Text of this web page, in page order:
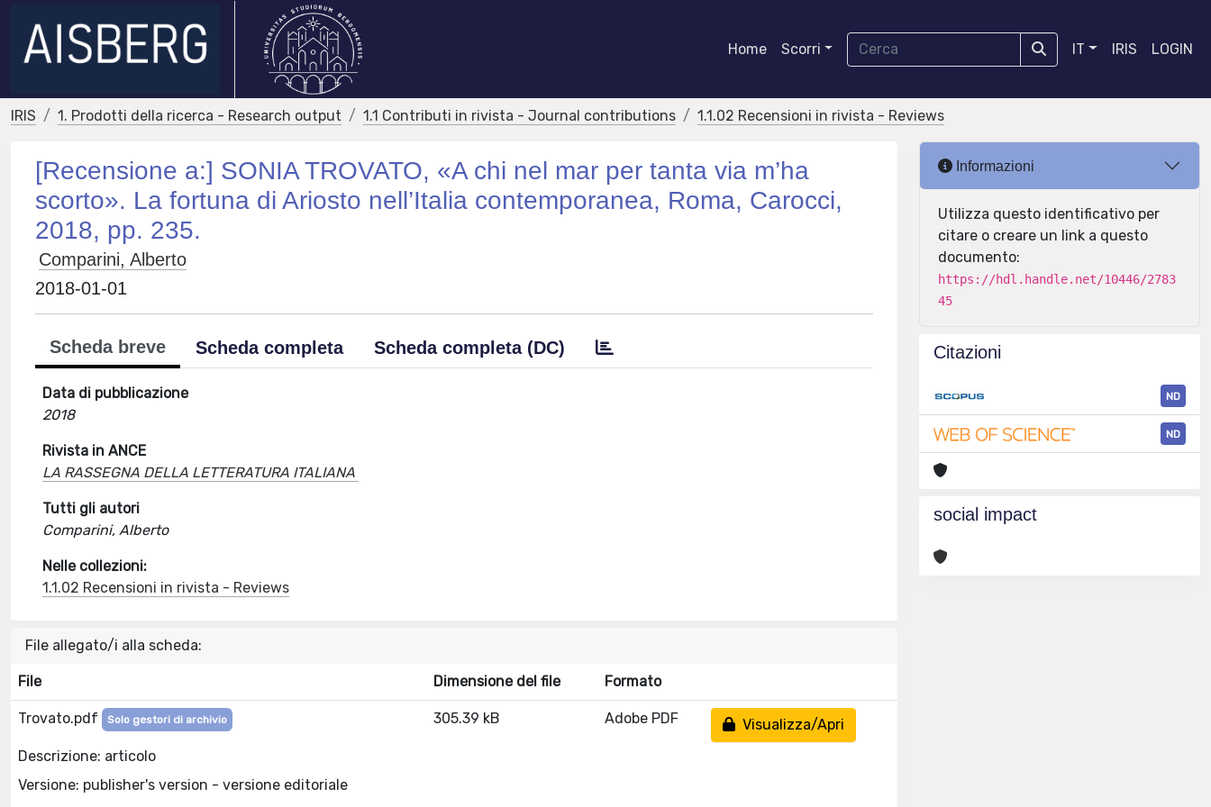
Home Scorri IT IRIS LOGIN
IRIS 1. Prodotti della ricerca - Research output 1.1 Contributi in rivista - Journal contributions 1.1.02 Recensioni in rivista - Reviews
[Recensione a:] SONIA TROVATO, «A chi nel mar per tanta via m’ha
scorto». La fortuna di Ariosto nell’Italia contemporanea, Roma, Carocci,
2018, pp. 235.
Comparini, Alberto
2018-01-01
Scheda breve Scheda completa Scheda completa (DC)
Data di pubblicazione
2018
Rivista in ANCE
LA RASSEGNA DELLA LETTERATURA ITALIANA
Tutti gli autori
Comparini, Alberto
Nelle collezioni:
1.1.02 Recensioni in rivista - Reviews
File allegato/i alla scheda:
File Dimensione del file Formato
Trovato.pdf Solo gestori di archivio
Descrizione: articolo
Versione: publisher's version - versione editoriale
305.39 kB Adobe PDF Visualizza/Apri
Informazioni
Utilizza questo identificativo per
citare o creare un link a questo
documento:
https://hdl.handle.net/10446/2783
45
Citazioni
ND
ND
social impact